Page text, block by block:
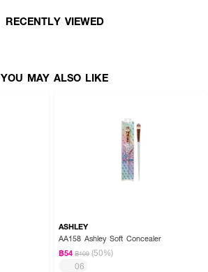
RECENTLY VIEWED
YOU MAY ALSO LIKE
ASHLEY
AA158 Ashley Soft Concealer
฿54 ฿109 (50%)
06